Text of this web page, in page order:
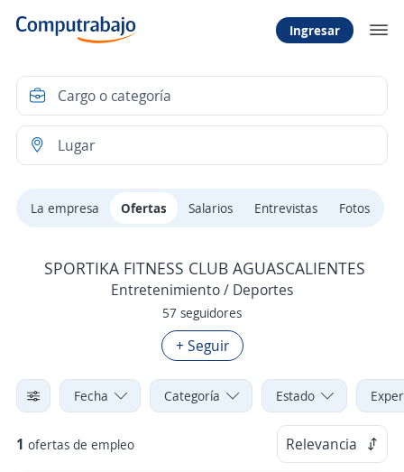
Ingresar
La empresa Ofertas Salarios Entrevistas Fotos
SPORTIKA FITNESS CLUB AGUASCALIENTES
Entretenimiento / Deportes
57 seguidores
+ Seguir
Fecha Categoría Estado
1 ofertas de empleo Relevancia